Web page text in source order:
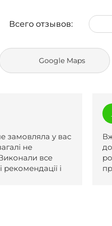
Всего отзывов:
Google Maps
по вашу
Першу
одної
разу. За